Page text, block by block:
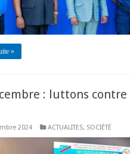
»
: luttons
2024 ACTUALITES, SOCIÉTÉ